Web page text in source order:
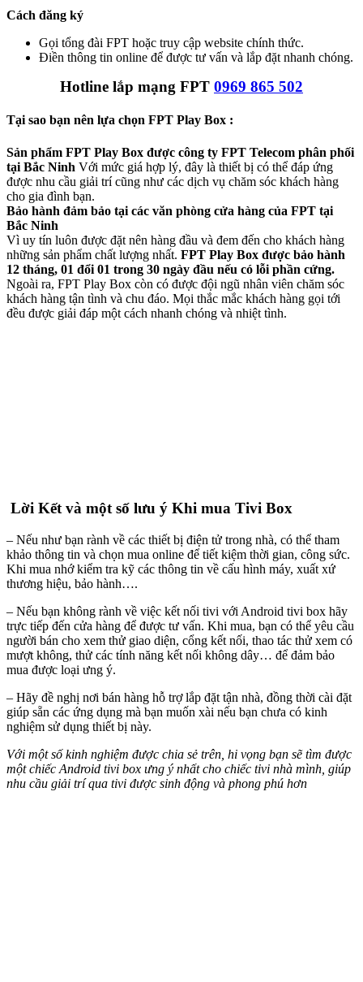
Cách đăng ký
Gọi tổng đài FPT hoặc truy cập website chính thức.
Điền thông tin online để được tư vấn và lắp đặt nhanh chóng.
Hotline lắp mạng FPT 0969 865 502
Tại sao bạn nên lựa chọn FPT Play Box :
Sản phẩm FPT Play Box được công ty FPT Telecom phân phối
tại Bắc Ninh Với mức giá hợp lý, đây là thiết bị có thể đáp ứng
được nhu cầu giải trí cũng như các dịch vụ chăm sóc khách hàng
cho gia đình bạn.​
Bảo hành đảm bảo tại các văn phòng cửa hàng của FPT tại
Bắc Ninh
Vì uy tín luôn được đặt nên hàng đầu và đem đến cho khách hàng
những sản phẩm chất lượng nhất. FPT Play Box được bảo hành
12 tháng, 01 đổi 01 trong 30 ngày đầu nếu có lỗi phần cứng.
Ngoài ra, FPT Play Box còn có được đội ngũ nhân viên chăm sóc
khách hàng tận tình và chu đáo. Mọi thắc mắc khách hàng gọi tới
đều được giải đáp một cách nhanh chóng và nhiệt tình.
Lời Kết và một số lưu ý Khi mua Tivi Box
– Nếu như bạn rành về các thiết bị điện tử trong nhà, có thể tham
khảo thông tin và chọn mua online để tiết kiệm thời gian, công sức.
Khi mua nhớ kiểm tra kỹ các thông tin về cấu hình máy, xuất xứ
thương hiệu, bảo hành….
– Nếu bạn không rành về việc kết nối tivi với Android tivi box hãy
trực tiếp đến cửa hàng để được tư vấn. Khi mua, bạn có thể yêu cầu
người bán cho xem thử giao diện, cổng kết nối, thao tác thử xem có
mượt không, thử các tính năng kết nối không dây… để đảm bảo
mua được loại ưng ý.
– Hãy đề nghị nơi bán hàng hỗ trợ lắp đặt tận nhà, đồng thời cài đặt
giúp sẵn các ứng dụng mà bạn muốn xài nếu bạn chưa có kinh
nghiệm sử dụng thiết bị này.
Với một số kinh nghiệm được chia sẻ trên, hi vọng bạn sẽ tìm được
một chiếc Android tivi box ưng ý nhất cho chiếc tivi nhà mình, giúp
nhu cầu giải trí qua tivi được sinh động và phong phú hơn